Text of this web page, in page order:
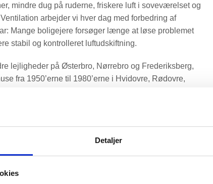
Detaljer
mindre dug på ruderne, friskere luft i soveværelset og
arbejder vi hver dag med forbedring af
Mange boligejere forsøger længe at løse problemet
stabil og kontrolleret luftudskiftning.
lejligheder på Østerbro, Nørrebro og Frederiksberg,
fra 1950’erne til 1980’erne i Hvidovre, Rødovre,
For lidt frisk luft, for meget fugt og for høj CO2-
opholdsrum.
får en bolig, der bedre kan håndtere fugt, partikler,
nogen husker at åbne vinduerne tre gange om
og tætningslister har gjort huset mere energieffektivt,